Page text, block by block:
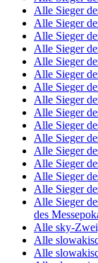
Alle Sieger
Alle Sieger
Alle Sieger
Alle Sieger
Alle Sieger
Alle Sieger
Alle Sieger
Alle Sieger
Alle Sieger
Alle Sieger
Alle Sieger
Alle Sieger
Alle Sieger
Alle Sieger
Alle Sieger
Alle Sieger
des
Alle sky-
Alle
Alle